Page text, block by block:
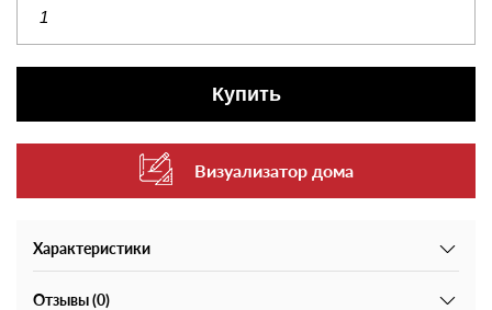
Купить
Визуализатор дома
Характеристики
Отзывы (0)